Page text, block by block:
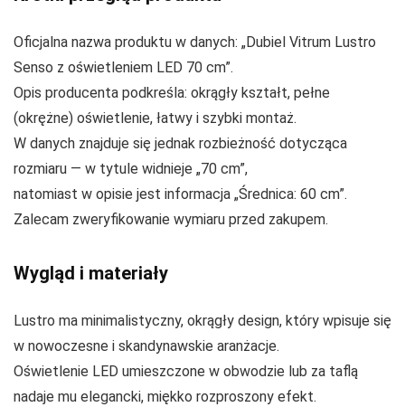
Oficjalna nazwa produktu w danych: „Dubiel Vitrum Lustro
Senso z oświetleniem LED 70 cm”.
Opis producenta podkreśla: okrągły kształt, pełne
(okrężne) oświetlenie, łatwy i szybki montaż.
W danych znajduje się jednak rozbieżność dotycząca
rozmiaru — w tytule widnieje „70 cm”,
natomiast w opisie jest informacja „Średnica: 60 cm”.
Zalecam zweryfikowanie wymiaru przed zakupem.
Wygląd i materiały
Lustro ma minimalistyczny, okrągły design, który wpisuje się
w nowoczesne i skandynawskie aranżacje.
Oświetlenie LED umieszczone w obwodzie lub za taflą
nadaje mu elegancki, miękko rozproszony efekt.